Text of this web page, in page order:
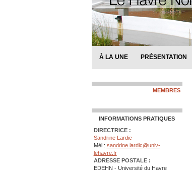
À LA UNE PRÉSENTATION
MEMBRES
INFORMATIONS PRATIQUES
DIRECTRICE :
Sandrine Lardic
Mél : sandrine.lardic@univ-
lehavre.fr
ADRESSE POSTALE :
EDEHN - Université du Havre